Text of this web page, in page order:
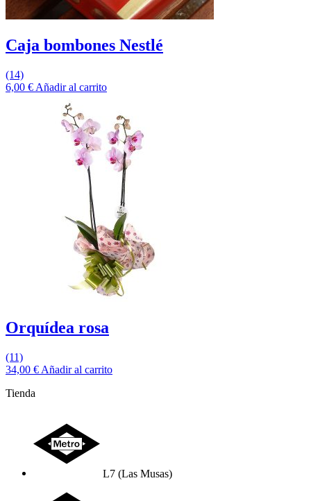
Caja bombones Nestlé
(14)
6,00 € Añadir al carrito
Orquídea rosa
(11)
34,00 € Añadir al carrito
Tienda
L7 (Las Musas)